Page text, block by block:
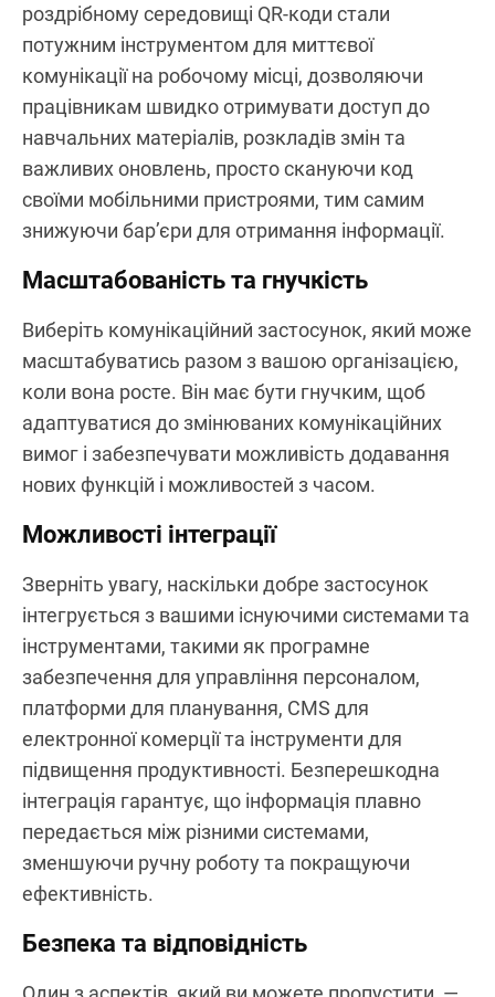
роздрібному середовищі QR-коди стали
потужним інструментом для миттєвої
комунікації на робочому місці, дозволяючи
працівникам швидко отримувати доступ до
навчальних матеріалів, розкладів змін та
важливих оновлень, просто скануючи код
своїми мобільними пристроями, тим самим
знижуючи бар’єри для отримання інформації.
Масштабованість та гнучкість
Виберіть комунікаційний застосунок, який може
масштабуватись разом з вашою організацією,
коли вона росте. Він має бути гнучким, щоб
адаптуватися до змінюваних комунікаційних
вимог і забезпечувати можливість додавання
нових функцій і можливостей з часом.
Можливості інтеграції
Зверніть увагу, наскільки добре застосунок
інтегрується з вашими існуючими системами та
інструментами, такими як програмне
забезпечення для управління персоналом,
платформи для планування, CMS для
електронної комерції та інструменти для
підвищення продуктивності. Безперешкодна
інтеграція гарантує, що інформація плавно
передається між різними системами,
зменшуючи ручну роботу та покращуючи
ефективність.
Безпека та відповідність